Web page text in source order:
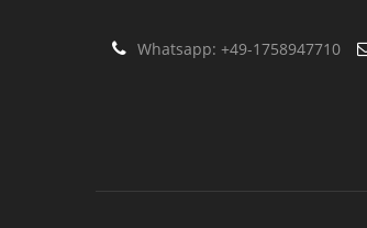
Whatsapp: ‭+49-1758947710